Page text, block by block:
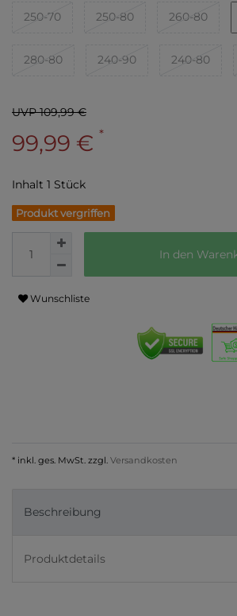
250-70 250-80 260-80
280-80 240-90 240-80
UVP 109,99 €
99,99 € *
Inhalt 1 Stück
Produkt vergriffen
In den
Wunschliste
* inkl. ges. MwSt. zzgl. Versandkosten
Beschreibung
Produktdetails